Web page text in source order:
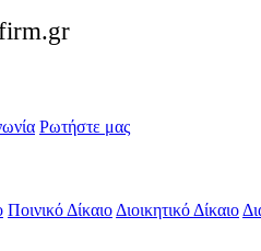
Ρωτήστε μας
Ποινικό Δίκαιο Διοικητικό Δίκαιο